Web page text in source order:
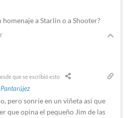
homenaje a Starlin o a Shooter?
que se escribió esto
pero sonríe en un viñeta así que
que opina el pequeño Jim de las